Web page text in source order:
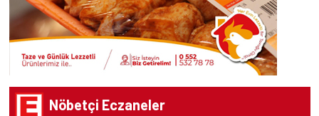
Nöbetçi Eczaneler